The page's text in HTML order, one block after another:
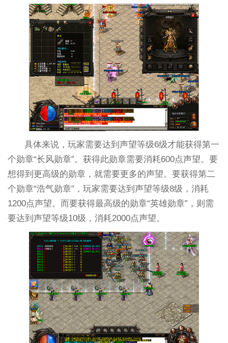
具体来说，玩家需要达到声望等级6级才能获得第一
个勋章“长风勋章”。获得此勋章需要消耗600点声望。要
想得到更高级的勋章，就需要更多的声望。要获得第二
个勋章“浩气勋章”，玩家需要达到声望等级8级，消耗
1200点声望。而要获得最高级的勋章“英雄勋章”，则需
要达到声望等级10级，消耗2000点声望。